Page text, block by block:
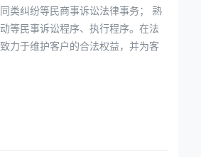
类纠纷等民商事诉讼法律事务； 熟
等民事诉讼程序、执行程序。在法
力于维护客户的合法权益，并为客